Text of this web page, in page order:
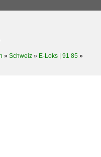
» Schweiz » E-Loks | 91 85 »